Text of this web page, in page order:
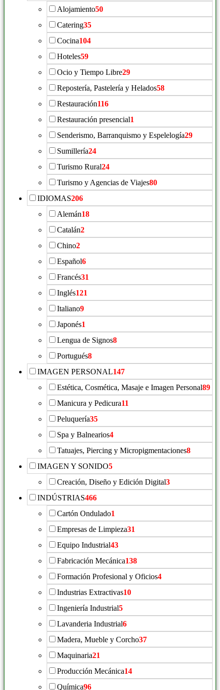
Alojamiento50
Catering35
Cocina104
Hoteles59
Ocio y Tiempo Libre29
Repostería, Pastelería y Helados58
Restauración116
Restauración presencial1
Senderismo, Barranquismo y Espelelogía29
Sumillería24
Turismo Rural24
Turismo y Agencias de Viajes80
IDIOMAS206
Alemán18
Catalán2
Chino2
Español6
Francés31
Inglés121
Italiano9
Japonés1
Lengua de Signos8
Portugués8
IMAGEN PERSONAL147
Estética, Cosmética, Masaje e Imagen Personal89
Manicura y Pedicura11
Peluquería35
Spa y Balnearios4
Tatuajes, Piercing y Micropigmentaciones8
IMAGEN Y SONIDO5
Creación, Diseño y Edición Digital3
INDÚSTRIAS466
Cartón Ondulado1
Empresas de Limpieza31
Equipo Industrial43
Fabricación Mecánica138
Formación Profesional y Oficios4
Industrias Extractivas10
Ingeniería Industrial5
Lavanderia Industrial6
Madera, Mueble y Corcho37
Maquinaria21
Producción Mecánica14
Química96